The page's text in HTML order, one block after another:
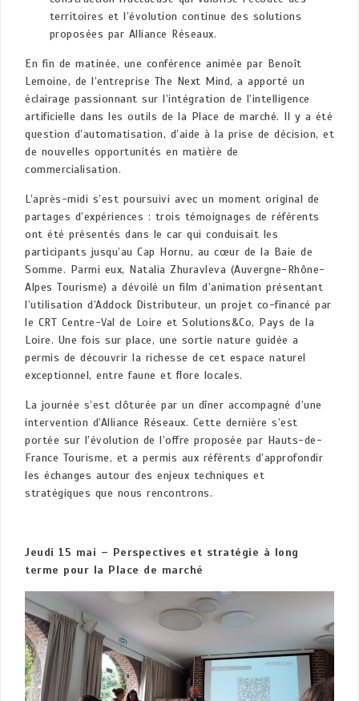
territoires et l’évolution continue des solutions
proposées par Alliance Réseaux.
En fin de matinée, une conférence animée par Benoît
Lemoine, de l’entreprise The Next Mind, a apporté un
éclairage passionnant sur l’intégration de l’intelligence
artificielle dans les outils de la Place de marché. Il y a été
question d’automatisation, d’aide à la prise de décision, et
de nouvelles opportunités en matière de
commercialisation.
L’après-midi s’est poursuivi avec un moment original de
partages d’expériences : trois témoignages de référents
ont été présentés dans le car qui conduisait les
participants jusqu’au Cap Hornu, au cœur de la Baie de
Somme. Parmi eux, Natalia Zhuravleva (Auvergne-Rhône-
Alpes Tourisme) a dévoilé un film d’animation présentant
l’utilisation d’Addock Distributeur, un projet co-financé par
le CRT Centre-Val de Loire et Solutions&Co, Pays de la
Loire. Une fois sur place, une sortie nature guidée a
permis de découvrir la richesse de cet espace naturel
exceptionnel, entre faune et flore locales.
La journée s’est clôturée par un dîner accompagné d’une
intervention d’Alliance Réseaux. Cette dernière s’est
portée sur l’évolution de l’offre proposée par Hauts-de-
France Tourisme, et a permis aux référents d’approfondir
les échanges autour des enjeux techniques et
stratégiques que nous rencontrons.
Jeudi 15 mai – Perspectives et stratégie à long
terme pour la Place de marché